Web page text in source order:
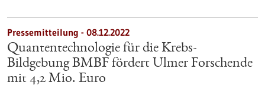
Pressemitteilung - 08.12.2022
Quantentechnologie für die Krebs-
Bildgebung BMBF fördert Ulmer Forschende
mit 4,2 Mio. Euro